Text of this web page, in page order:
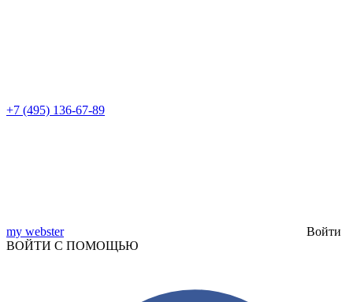
+7 (495) 136-67-89
my webster
Войти
ВОЙТИ С ПОМОЩЬЮ